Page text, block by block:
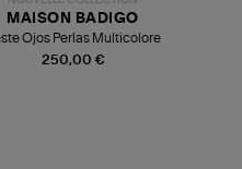
250,00 €
MAISON BADIGO
Ojos Perlas Multicolore